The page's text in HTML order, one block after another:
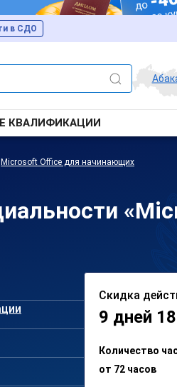
в СДО
КВАЛИФИКАЦИИ
Microsoft Office для начинающих
Скидка
9 дней
Количество
от 72 часов